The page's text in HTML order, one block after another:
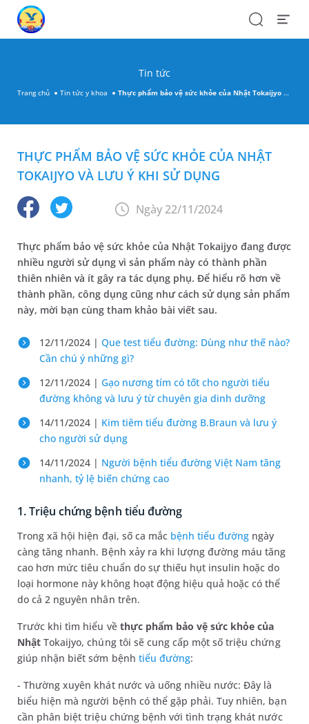
SearchOpen
Tin tức
Trang chủ Tin tức y khoa Thực phẩm bảo vệ sức khỏe của Nhật Tokaijyo và lưu ý khi sử dụng
THỰC PHẨM BẢO VỆ SỨC KHỎE CỦA NHẬT
TOKAIJYO VÀ LƯU Ý KHI SỬ DỤNG
Ngày 22/11/2024
Thực phẩm bảo vệ sức khỏe của Nhật Tokaijyo đang được
nhiều người sử dụng vì sản phẩm này có thành phần
thiên nhiên và ít gây ra tác dụng phụ. Để hiểu rõ hơn về
thành phần, công dụng cũng như cách sử dụng sản phẩm
này, mời bạn cùng tham khảo bài viết sau.
12/11/2024 | Que test tiểu đường: Dùng như thế nào?
Cần chú ý những gì?
12/11/2024 | Gạo nương tím có tốt cho người tiểu
đường không và lưu ý từ chuyên gia dinh dưỡng
14/11/2024 | Kim tiêm tiểu đường B.Braun và lưu ý
cho người sử dụng
14/11/2024 | Người bệnh tiểu đường Việt Nam tăng
nhanh, tỷ lệ biến chứng cao
1. Triệu chứng bệnh tiểu đường
Trong xã hội hiện đại, số ca mắc bệnh tiểu đường ngày
càng tăng nhanh. Bệnh xảy ra khi lượng đường máu tăng
cao hơn mức tiêu chuẩn do sự thiếu hụt insulin hoặc do
loại hormone này không hoạt động hiệu quả hoặc có thể
do cả 2 nguyên nhân trên.
Trước khi tìm hiểu về thực phẩm bảo vệ sức khỏe của
Nhật Tokaijyo, chúng tôi sẽ cung cấp một số triệu chứng
giúp nhận biết sớm bệnh tiểu đường:
- Thường xuyên khát nước và uống nhiều nước: Đây là
biểu hiện mà người bệnh có thể gặp phải. Tuy nhiên, bạn
cần phân biệt triệu chứng bệnh với tình trạng khát nước